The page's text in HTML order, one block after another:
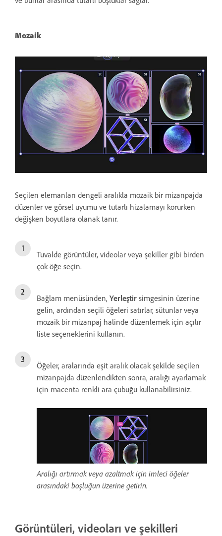
Mozaik
Seçilen elemanları dengeli aralıkla mozaik bir mizanpajda
düzenler ve görsel uyumu ve tutarlı hizalamayı korurken
değişken boyutlara olanak tanır.
Tuvalde görüntüler, videolar veya şekiller gibi birden
çok öğe seçin.
Bağlam menüsünden, Yerleştir simgesinin üzerine
gelin, ardından seçili öğeleri satırlar, sütunlar veya
mozaik bir mizanpaj halinde düzenlemek için açılır
liste seçeneklerini kullanın.
Öğeler, aralarında eşit aralık olacak şekilde seçilen
mizanpajda düzenlendikten sonra, aralığı ayarlamak
için macenta renkli ara çubuğu kullanabilirsiniz.
Aralığı artırmak veya azaltmak için imleci öğeler
arasındaki boşluğun üzerine getirin.
Görüntüleri, videoları ve şekilleri